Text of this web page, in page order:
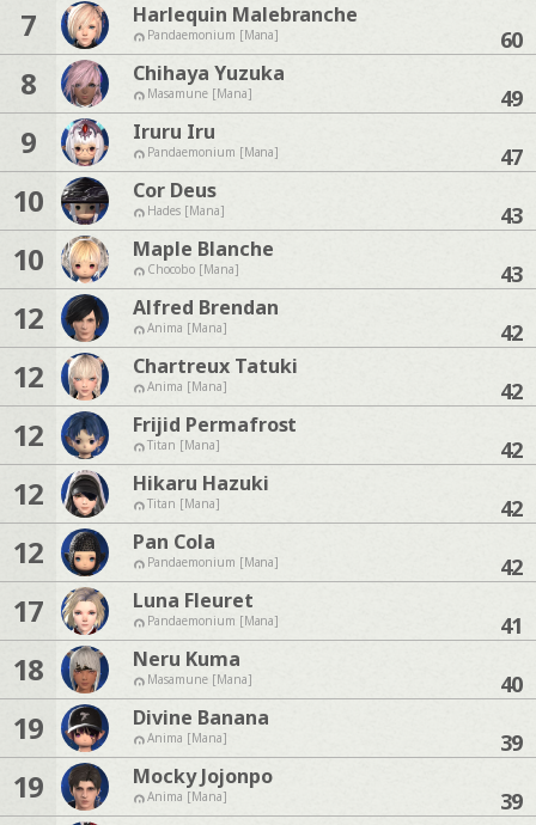
7 Harlequin Malebranche
Pandaemonium [Mana] 60
8 Chihaya Yuzuka
Masamune [Mana] 49
9 Iruru Iru
Pandaemonium [Mana] 47
10 Cor Deus
Hades [Mana] 43
10 Maple Blanche
Chocobo [Mana] 43
12 Alfred Brendan
Anima [Mana] 42
12 Chartreux Tatuki
Anima [Mana] 42
12 Frijid Permafrost
Titan [Mana] 42
12 Hikaru Hazuki
Titan [Mana] 42
12 Pan Cola
Pandaemonium [Mana] 42
17 Luna Fleuret
Pandaemonium [Mana] 41
18 Neru Kuma
Masamune [Mana] 40
19 Divine Banana
Anima [Mana] 39
19 Mocky Jojonpo
Anima [Mana] 39